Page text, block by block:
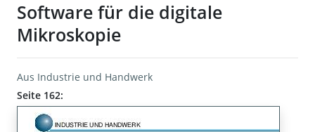
Software für die digitale
Mikroskopie
Aus Industrie und Handwerk
Seite 162: